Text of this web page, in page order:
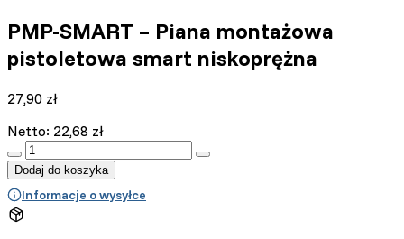
PMP-SMART – Piana montażowa
pistoletowa smart niskoprężna
27,90 zł
Netto: 22,68 zł
:product_name quantity
Dodaj do koszyka
Informacje o wysyłce